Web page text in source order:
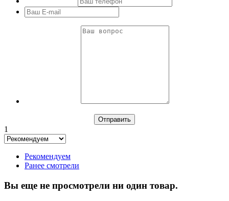
1
Рекомендуем
Ранее смотрели
Вы еще не просмотрели ни один товар.